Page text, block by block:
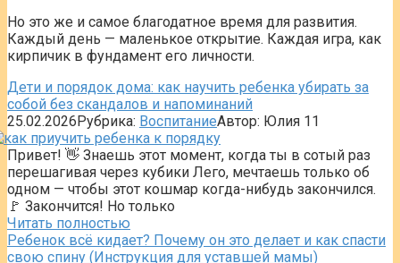
Но это же и самое благодатное время для развития.
Каждый день — маленькое открытие. Каждая игра, как
кирпичик в фундамент его личности.
Дети и порядок дома: как научить ребенка убирать за
собой без скандалов и напоминаний
25.02.2026Рубрика: ВоспитаниеАвтор: Юлия 11
Привет! 👋 Знаешь этот момент, когда ты в сотый раз
перешагивая через кубики Лего, мечтаешь только об
одном — чтобы этот кошмар когда-нибудь закончился.
🚩 Закончится! Но только
Читать полностью
Ребенок всё кидает? Почему он это делает и как спасти
свою спину (Инструкция для уставшей мамы)